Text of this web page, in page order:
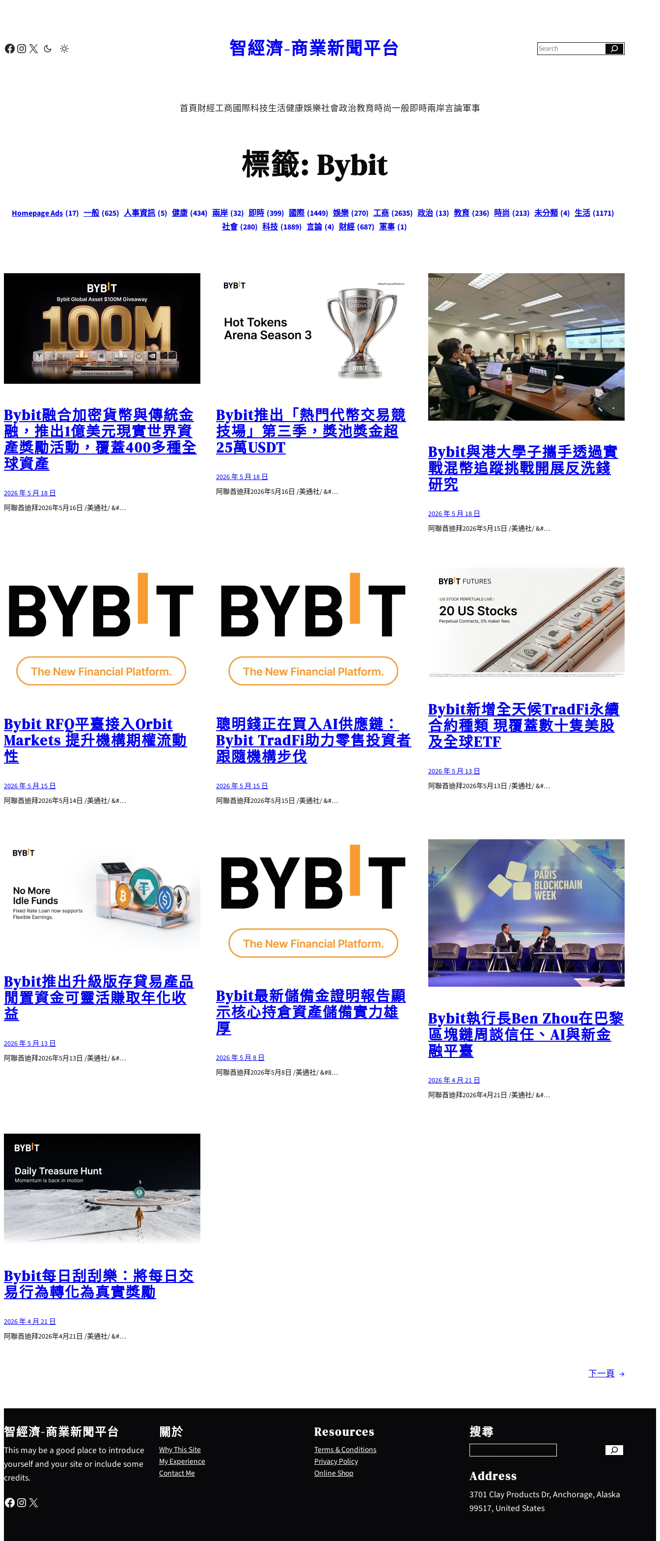
要
Facebook Instagram X 智經濟-商業新聞平台
c
首頁財經工商國際科技生活健康娛樂社會政治教育時尚一般即時兩岸言論軍事
標籤: Bybit
Homepage Ads (17) 一般 (625) 人事資訊 (5) 健康 (434) 兩岸 (32) 即時 (399) 國際 (1449) 娛樂 (270) 工商 (2635) 政治 (13) 教育 (236) 時尚 (213) 未分類 (4) 生活 (1171)
社會 (280) 科技 (1889) 言論 (4) 財經 (687) 軍事 (1)
Bybit融合加密貨幣與傳統金
融，推出1億美元現實世界資
產獎勵活動，覆蓋400多種全
球資產
2026 年 5 月 18 日
阿聯酋迪拜2026年5月16日 /美通社/ &#…
Bybit推出「熱門代幣交易競
技場」第三季，獎池獎金超
25萬USDT
2026 年 5 月 18 日
阿聯酋迪拜2026年5月16日 /美通社/ &#…
Bybit與港大學子攜手透過實
戰混幣追蹤挑戰開展反洗錢
研究
2026 年 5 月 18 日
阿聯酋迪拜2026年5月15日 /美通社/ &#…
Bybit RFQ平臺接入Orbit
Markets 提升機構期權流動
性
2026 年 5 月 15 日
阿聯酋迪拜2026年5月14日 /美通社/ &#…
聰明錢正在買入AI供應鏈：
Bybit TradFi助力零售投資者
跟隨機構步伐
2026 年 5 月 15 日
阿聯酋迪拜2026年5月15日 /美通社/ &#…
Bybit新增全天候TradFi永續
合約種類 現覆蓋數十隻美股
及全球ETF
2026 年 5 月 13 日
阿聯酋迪拜2026年5月13日 /美通社/ &#…
Bybit推出升級版存貸易產品
閒置資金可靈活賺取年化收
益
2026 年 5 月 13 日
阿聯酋迪拜2026年5月13日 /美通社/ &#…
Bybit最新儲備金證明報告顯
示核心持倉資產儲備實力雄
厚
2026 年 5 月 8 日
阿聯酋迪拜2026年5月8日 /美通社/ &#8…
Bybit執行長Ben Zhou在巴黎
區塊鏈周談信任、AI與新金
融平臺
2026 年 4 月 21 日
阿聯酋迪拜2026年4月21日 /美通社/ &#…
Bybit每日刮刮樂：將每日交
易行為轉化為真實獎勵
2026 年 4 月 21 日
阿聯酋迪拜2026年4月21日 /美通社/ &#…
下一頁 →
智經濟-商業新聞平台
This may be a good place to introduce
yourself and your site or include some
credits.
Facebook Instagram X
關於
Why This Site
My Experience
Contact Me
Resources
Terms & Conditions
Privacy Policy
Online Shop
搜尋
e
a
c
h
Address
3701 Clay Products Dr, Anchorage, Alaska
99517, United States